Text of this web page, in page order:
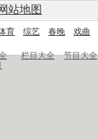
站地图
育 综艺 春晚 戏曲
栏目大全 节目大全